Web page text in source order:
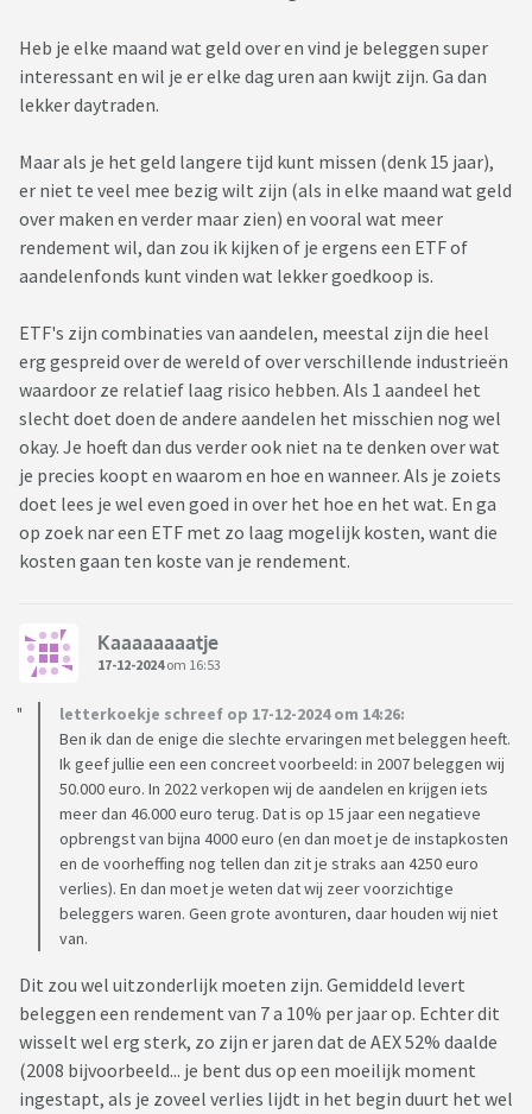
Heb je elke maand wat geld over en vind je beleggen super
interessant en wil je er elke dag uren aan kwijt zijn. Ga dan
lekker daytraden.
Maar als je het geld langere tijd kunt missen (denk 15 jaar),
er niet te veel mee bezig wilt zijn (als in elke maand wat geld
over maken en verder maar zien) en vooral wat meer
rendement wil, dan zou ik kijken of je ergens een ETF of
aandelenfonds kunt vinden wat lekker goedkoop is.
ETF's zijn combinaties van aandelen, meestal zijn die heel
erg gespreid over de wereld of over verschillende industrieën
waardoor ze relatief laag risico hebben. Als 1 aandeel het
slecht doet doen de andere aandelen het misschien nog wel
okay. Je hoeft dan dus verder ook niet na te denken over wat
je precies koopt en waarom en hoe en wanneer. Als je zoiets
doet lees je wel even goed in over het hoe en het wat. En ga
op zoek nar een ETF met zo laag mogelijk kosten, want die
kosten gaan ten koste van je rendement.
Kaaaaaaaatje
17-12-2024om 16:53
letterkoekje schreef op 17-12-2024 om 14:26:
Ben ik dan de enige die slechte ervaringen met beleggen heeft.
Ik geef jullie een een concreet voorbeeld: in 2007 beleggen wij
50.000 euro. In 2022 verkopen wij de aandelen en krijgen iets
meer dan 46.000 euro terug. Dat is op 15 jaar een negatieve
opbrengst van bijna 4000 euro (en dan moet je de instapkosten
en de voorheffing nog tellen dan zit je straks aan 4250 euro
verlies). En dan moet je weten dat wij zeer voorzichtige
beleggers waren. Geen grote avonturen, daar houden wij niet
van.
Dit zou wel uitzonderlijk moeten zijn. Gemiddeld levert
beleggen een rendement van 7 a 10% per jaar op. Echter dit
wisselt wel erg sterk, zo zijn er jaren dat de AEX 52% daalde
(2008 bijvoorbeeld... je bent dus op een moeilijk moment
ingestapt, als je zoveel verlies lijdt in het begin duurt het wel